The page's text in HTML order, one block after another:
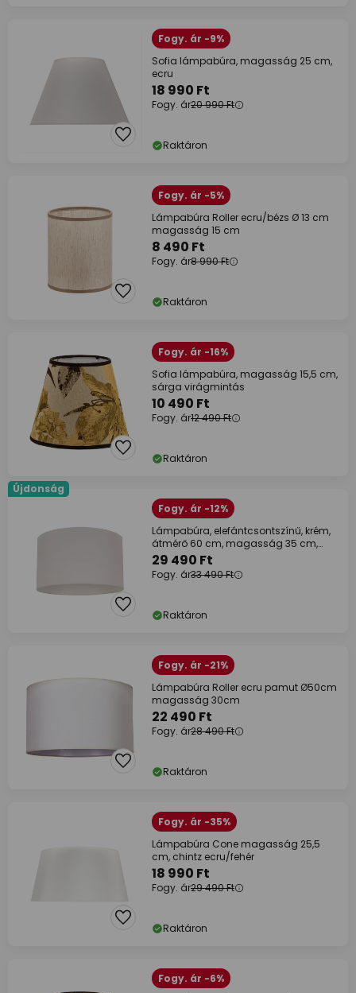
Fogy. ár -9%
Sofia lámpabúra, magasság 25 cm,
ecru
18 990 Ft
Fogy. ár20 990 Ft
Raktáron
Fogy. ár -5%
Lámpabúra Roller ecru/bézs Ø 13 cm
magasság 15 cm
8 490 Ft
Fogy. ár8 990 Ft
Raktáron
Fogy. ár -16%
Sofia lámpabúra, magasság 15,5 cm,
sárga virágmintás
10 490 Ft
Fogy. ár12 490 Ft
Raktáron
Újdonság
Fogy. ár -12%
Lámpabúra, elefántcsontszínű, krém,
átmérő 60 cm, magasság 35 cm,
textil
29 490 Ft
Fogy. ár33 490 Ft
Raktáron
Fogy. ár -21%
Lámpabúra Roller ecru pamut Ø50cm
magasság 30cm
22 490 Ft
Fogy. ár28 490 Ft
Raktáron
Fogy. ár -35%
Lámpabúra Cone magasság 25,5
cm, chintz ecru/fehér
18 990 Ft
Fogy. ár29 490 Ft
Raktáron
Fogy. ár -6%